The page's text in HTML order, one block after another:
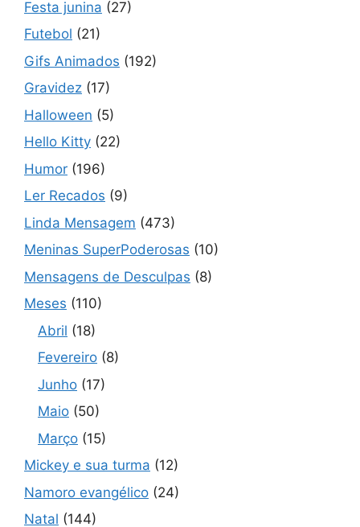
Festa junina (27)
Futebol (21)
Gifs Animados (192)
Gravidez (17)
Halloween (5)
Hello Kitty (22)
Humor (196)
Ler Recados (9)
Linda Mensagem (473)
Meninas SuperPoderosas (10)
Mensagens de Desculpas (8)
Meses (110)
Abril (18)
Fevereiro (8)
Junho (17)
Maio (50)
Março (15)
Mickey e sua turma (12)
Namoro evangélico (24)
Natal (144)